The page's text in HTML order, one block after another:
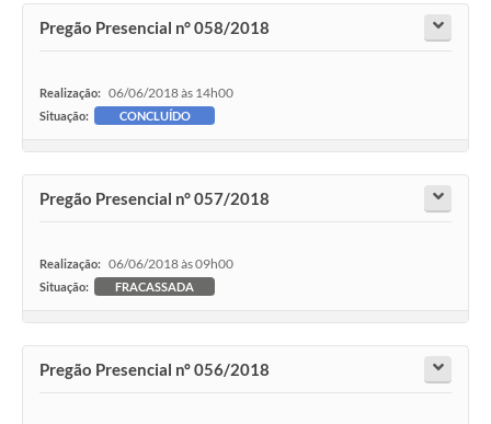
Pregão Presencial n° 058/2018
Realização: 06/06/2018 às 14h00
Situação: CONCLUÍDO
Pregão Presencial n° 057/2018
Realização: 06/06/2018 às 09h00
Situação: FRACASSADA
Pregão Presencial nº 056/2018